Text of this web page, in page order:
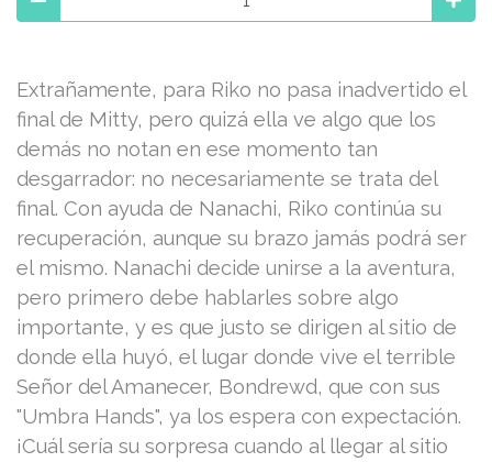
Extrañamente, para Riko no pasa inadvertido el
final de Mitty, pero quizá ella ve algo que los
demás no notan en ese momento tan
desgarrador: no necesariamente se trata del
final. Con ayuda de Nanachi, Riko continúa su
recuperación, aunque su brazo jamás podrá ser
el mismo. Nanachi decide unirse a la aventura,
pero primero debe hablarles sobre algo
importante, y es que justo se dirigen al sitio de
donde ella huyó, el lugar donde vive el terrible
Señor del Amanecer, Bondrewd, que con sus
"Umbra Hands", ya los espera con expectación.
¡Cuál sería su sorpresa cuando al llegar al sitio